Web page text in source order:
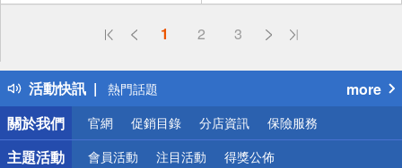
1 2 3
活動快訊
偏遠地區配送
得獎公告
熱門話題
銀行優惠
偏遠地區配送
詐騙網頁！請小心！
more
關於我們
官網 促銷目錄 分店資訊 保險服務
主題活動 會員活動 注目活動 得獎公佈